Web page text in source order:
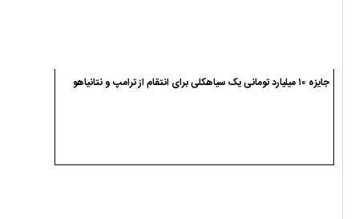
جایزه ۱۰ میلیارد تومانی یک سیاهکلی برای انتقام از ترامپ و نتانیاهو